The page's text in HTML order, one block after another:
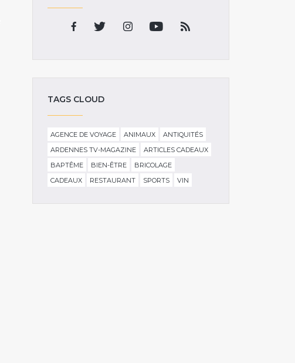
TAGS CLOUD
AGENCE DE VOYAGE ANIMAUX
ANTIQUITÉS
ARDENNES TV-MAGAZINE
ARTICLES CADEAUX
BAPTÊME
BIEN-ÊTRE
BRICOLAGE
CADEAUX
RESTAURANT SPORTS VIN